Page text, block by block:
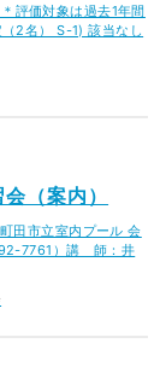
評価対象は過去1年間
2名） S-1) 該当なし
（案内）
田市立室内プール 会
7761）講 師：井